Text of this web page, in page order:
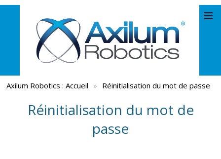
Axilum Robotics :Accueil » Réinitialisation du mot de passe
Réinitialisation du mot de
passe